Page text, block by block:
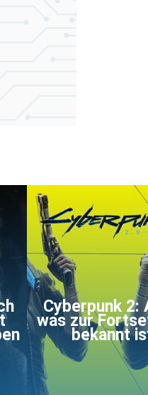
Cyberpunk 2:
was zur
bekannt